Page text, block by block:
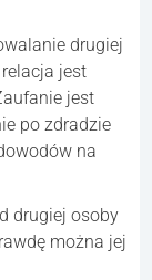
drugiej
jest
jest
po zdradzie
na
drugiej osoby
można jej